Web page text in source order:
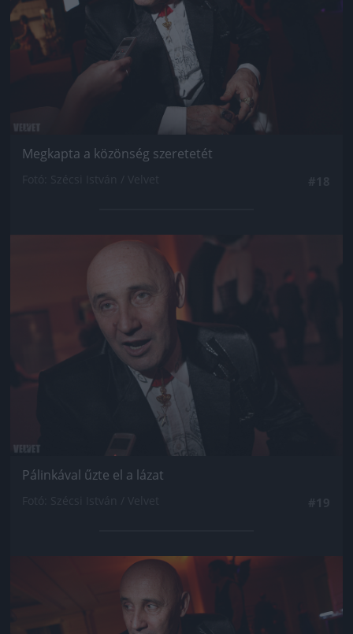
Megkapta a közönség szeretetét
Jön még kép!
Pálinkával űzte el a lázat
Jön még kép!